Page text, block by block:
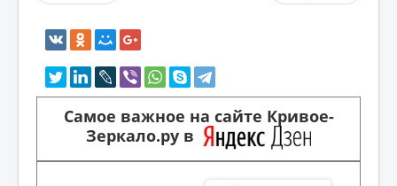
Самое важное на сайте Кривое-
Зеркало.ру в